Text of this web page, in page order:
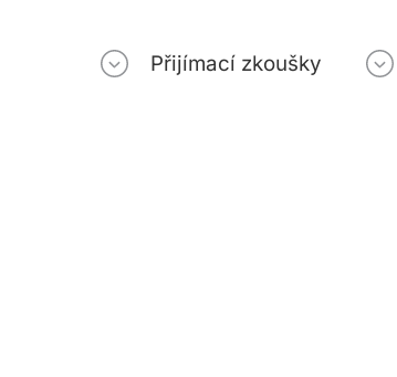
Přijímací zkoušky